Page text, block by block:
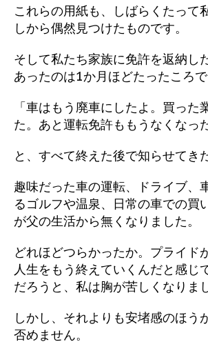
これらの用紙も、しばらくたって
しから偶然見つけたものです。
そして私たち家族に免許を返納し
あったのは1か月ほどたったころで
「車はもう廃車にしたよ。買った
た。あと運転免許ももうなくなっ
と、すべて終えた後で知らせてき
趣味だった車の運転、ドライブ、
るゴルフや温泉、日常の車での買
が父の生活から無くなりました。
どれほどつらかったか。プライド
人生をもう終えていくんだと感じ
だろうと、私は胸が苦しくなりま
しかし、それよりも安堵感のほう
否めません。